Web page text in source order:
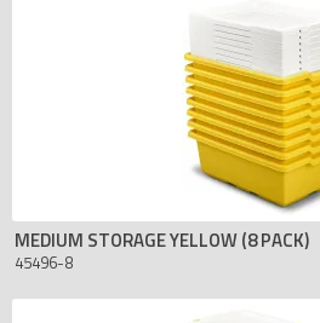
MEDIUM STORAGE YELLOW (8 PACK)
45496-8